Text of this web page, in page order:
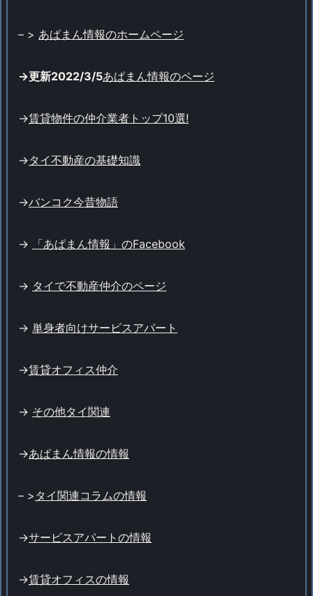
– > あぱまん情報のホームページ
->更新2022/3/5あぱまん情報のページ
->賃貸物件の仲介業者トップ10選!
->タイ不動産の基礎知識
->バンコク今昔物語
-> 「あぱまん情報」のFacebook
-> タイで不動産仲介のページ
-> 単身者向けサービスアパート
->賃貸オフィス仲介
-> その他タイ関連
->あぱまん情報の情報
– > タイ関連コラムの情報
->サービスアパートの情報
->賃貸オフィスの情報